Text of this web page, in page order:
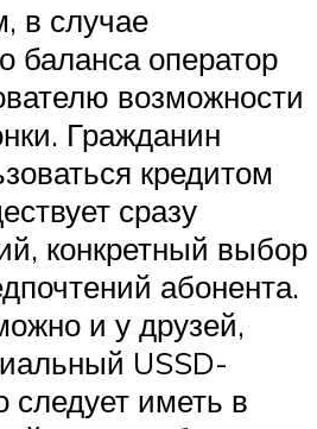
в случае
баланса оператор
возможности
Гражданин
кредитом
сразу
конкретный выбор
абонента.
и у друзей,
USSD-
следует иметь в